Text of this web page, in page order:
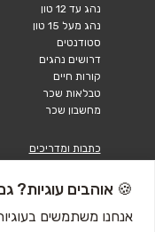
נהג עד 12 טון
נהג מעל 15 טון
סטודנטים
דרושים נהגים
קורות חיים
טבלאות שכר
מחשבון שכר
כתבות ומדריכים
עבודה לנוער
אבטלה
🍪 אוהבים עוגיות?